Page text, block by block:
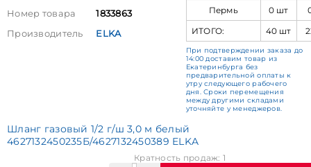
Номер товара
1833863
Производитель
ELKA
Пермь
0 шт
ИТОГО:
40 шт
При подтверждении заказа до
14:00 доставим товар из
Екатеринбурга без
предварительной оплаты к
утру следующего рабочего
дня. Сроки перемещения
между другими складами
уточняйте у менеджеров.
Шланг газовый 1/2 г/ш 3,0 м белый
4627132450235Б/4627132450389 ELKA
Кратность продаж: 1